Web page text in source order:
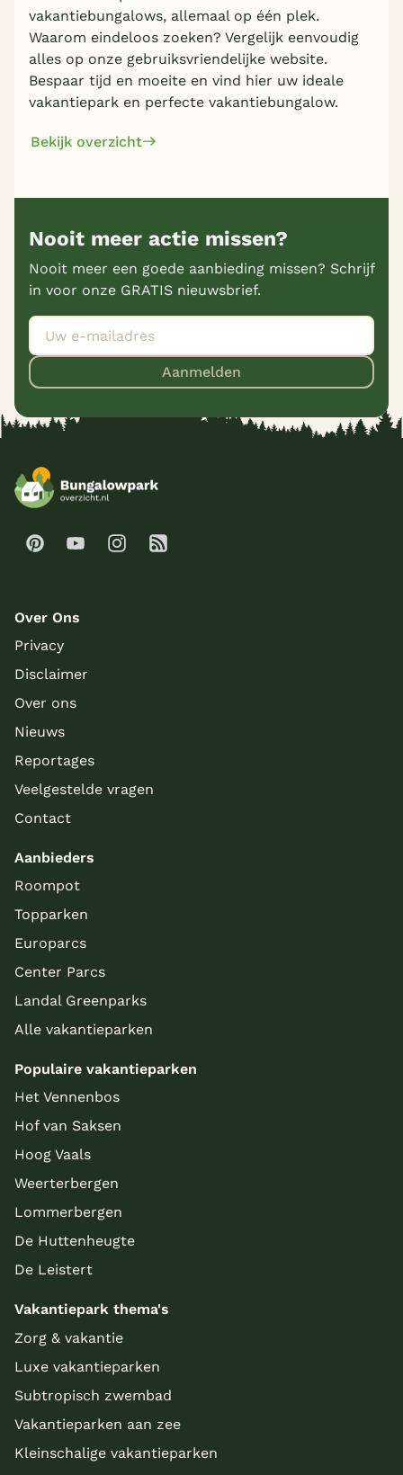
Meer inladen
vakantiebungalows, allemaal op één plek.
Waarom eindeloos zoeken? Vergelijk eenvoudig
alles op onze gebruiksvriendelijke website.
Bespaar tijd en moeite en vind hier uw ideale
vakantiepark en perfecte vakantiebungalow.
Bekijk overzicht
Nooit meer actie missen?
Nooit meer een goede aanbieding missen? Schrijf
in voor onze GRATIS nieuwsbrief.
Aanmelden
Over Ons
Privacy
Disclaimer
Over ons
Nieuws
Reportages
Veelgestelde vragen
Contact
Aanbieders
Roompot
Topparken
Europarcs
Center Parcs
Landal Greenparks
Alle vakantieparken
Populaire vakantieparken
Het Vennenbos
Hof van Saksen
Hoog Vaals
Weerterbergen
Lommerbergen
De Huttenheugte
De Leistert
Vakantiepark thema's
Zorg & vakantie
Luxe vakantieparken
Subtropisch zwembad
Vakantieparken aan zee
Kleinschalige vakantieparken